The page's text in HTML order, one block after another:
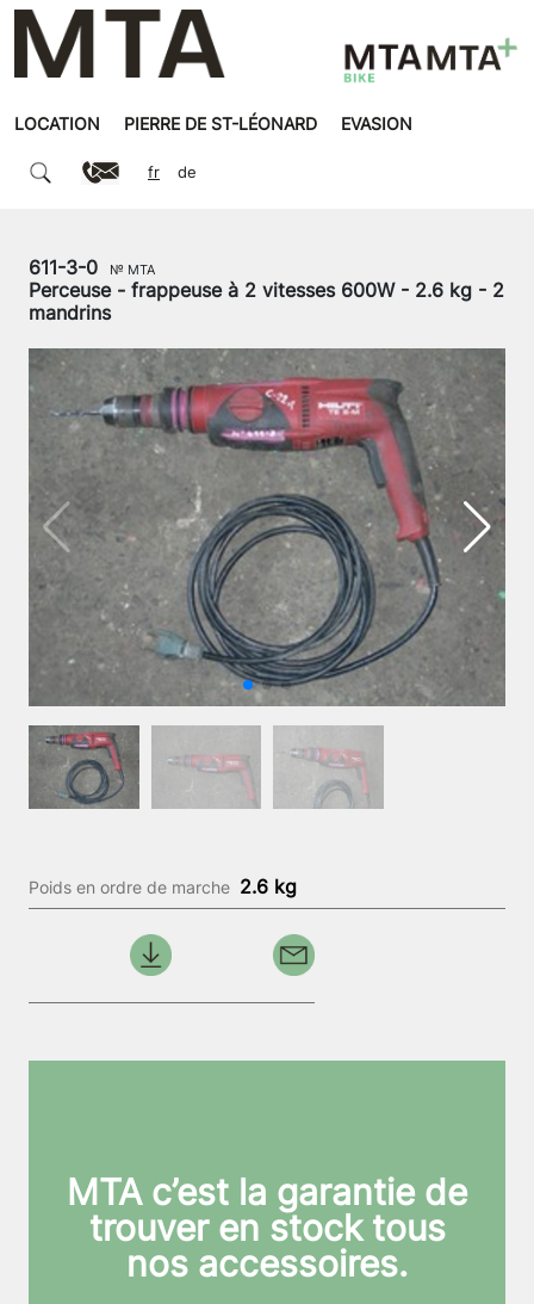
LOCATION PIERRE DE ST-LÉONARD EVASION
fr de
611-3-0 № MTA
Perceuse - frappeuse à 2 vitesses 600W - 2.6 kg - 2
mandrins
Poids en ordre de marche 2.6 kg
MTA c’est la garantie de
trouver en stock tous
nos accessoires.